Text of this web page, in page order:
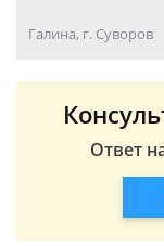
Галина, г. Суворов
Ответ